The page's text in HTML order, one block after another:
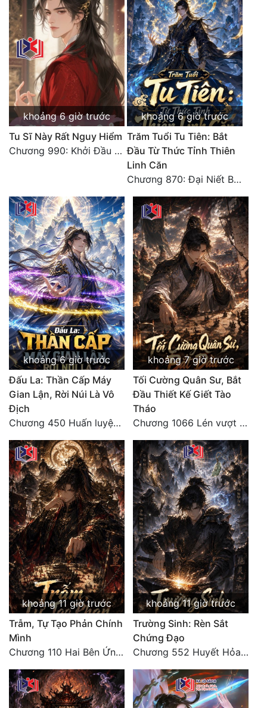
Võng Du
Xuyên Không
Xuyên Nhanh
Xuyên Sách
Xuyên Thư
Điền Văn
Đông Phương Huyền Huyễn
Đồng Nhân
Cẩu Đạo Trường Sinh
Ngự Thú
Truyện Nam
Truyện Nữ
Vô Địch Lưu
Xây Dựng Thế Lực
Đam Mỹ
Đẹp
Đẹp Hiệp
Tính Cách Nhân Vật :
Cơ Trí
Sát Phạt Quyết Đoán
Vô Sỉ
Điềm Đạm
khoảng 6 giờ trước
Tu Sĩ Này Rất Nguy Hiểm
Chương 990: Khởi Đầu Bất Thuận
khoảng 6 giờ trước
Trăm Tuổi Tu Tiên: Bắt
Đầu Từ Thức Tỉnh Thiên
Linh Căn
Chương 870: Đại Niết Bàn Tiên Thuật!
khoảng 6 giờ trước
Đấu La: Thần Cấp Máy
Gian Lận, Rời Núi Là Vô
Địch
Chương 450 Huấn luyện thực chiến, Long Linh Cơ đối chiến bốn người Cổ Nguyệt và Vũ Lân!
khoảng 7 giờ trước
Tối Cường Quân Sư, Bắt
Đầu Thiết Kế Giết Tào
Tháo
Chương 1066 Lén vượt Nam Bì, đánh thẳng Nghiệp Thành (2/2)
khoảng 11 giờ trước
Trẫm, Tự Tạo Phản Chính
Mình
Chương 110 Hai Bên Ứng Phó
khoảng 11 giờ trước
Trường Sinh: Rèn Sắt
Chứng Đạo
Chương 552 Huyết Hỏa Độn Hư, nhân quả chưa dứt